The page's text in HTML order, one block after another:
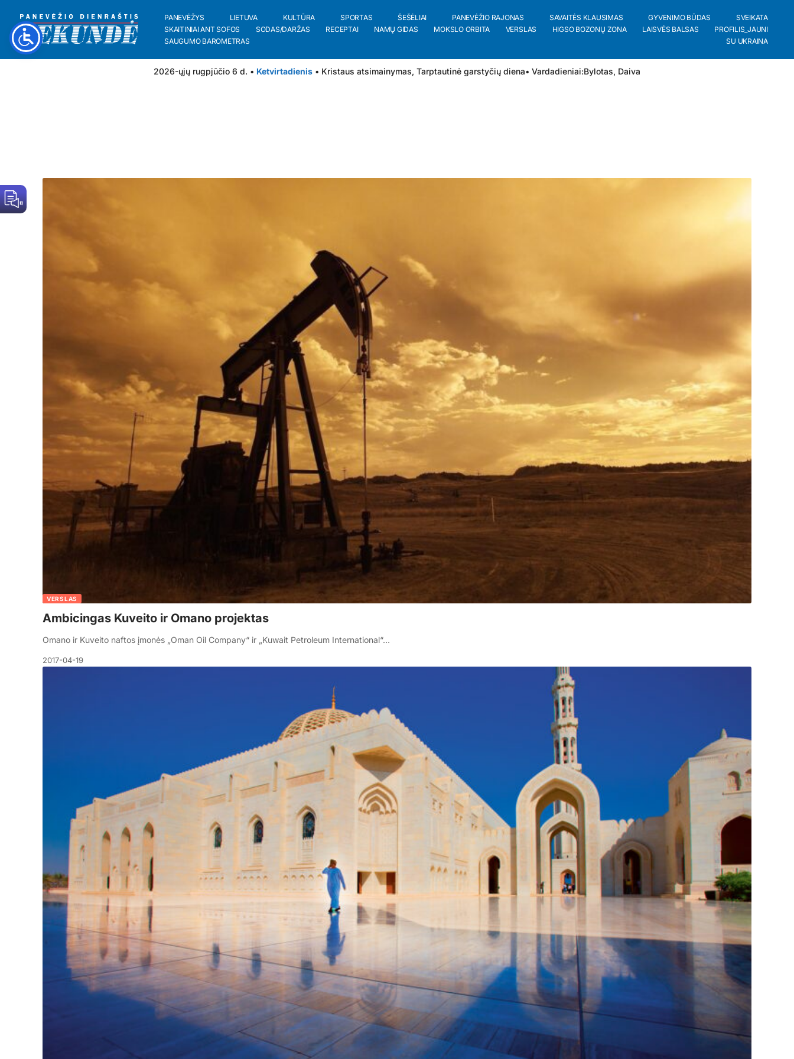
PANEVĖŽYS LIETUVA KULTŪRA SPORTAS ŠEŠĖLIAI PANEVĖŽIO RAJONAS SAVAITĖS KLAUSIMAS GYVENIMO BŪDAS
SVEIKATA
SKAITINIAI ANT SOFOS
SODAS/DARŽAS RECEPTAI NAMŲ GIDAS MOKSLO ORBITA VERSLAS HIGSO BOZONŲ ZONA LAISVĖS BALSAS
PROFILIS_JAUNI
SAUGUMO BAROMETRAS
SU UKRAINA
2026-ųjų rugpjūčio 6 d. • Ketvirtadienis • Kristaus atsimainymas, Tarptautinė garstyčių diena• Vardadieniai:Bylotas, Daiva
VERSLAS
Ambicingas Kuveito ir Omano projektas
Omano ir Kuveito naftos įmonės „Oman Oil Company“ ir „Kuwait Petroleum International“…
2017-04-19